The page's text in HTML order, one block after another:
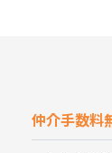
仲介手数料